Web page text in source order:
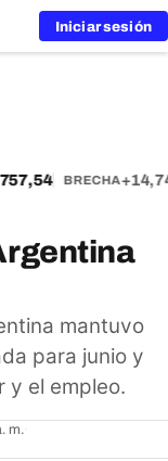
Iniciar sesión
BRECHA
mantuvo
para junio y
y el empleo.
m.